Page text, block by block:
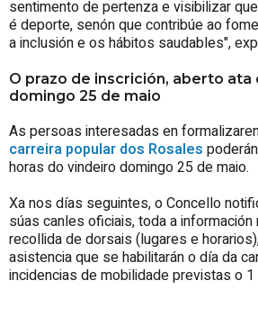
sentimento de pertenza e visibilizar
é deporte, senón que contribúe ao
a inclusión e os hábitos saudables",
O prazo de inscrición, aberto ata
domingo 25 de maio
As persoas interesadas en
carreira popular dos Rosales
horas do vindeiro domingo 25 de maio.
Xa nos días seguintes, o Concello
súas canles oficiais, toda a información
recollida de dorsais (lugares e
asistencia que se habilitarán o día da
incidencias de mobilidade previstas o 1